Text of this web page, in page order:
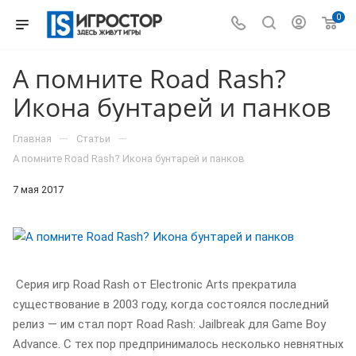
0
А помните Road Rash?
Икона бунтарей и панков
Главная — Статьи —
А помните Road Rash? Икона бунтарей и панков
7 мая 2017
Серия игр Road Rash от Electronic Arts прекратила
существование в 2003 году, когда состоялся последний
релиз — им стал порт Road Rash: Jailbreak для Game Boy
Advance. С тех пор предпринималось несколько невнятных